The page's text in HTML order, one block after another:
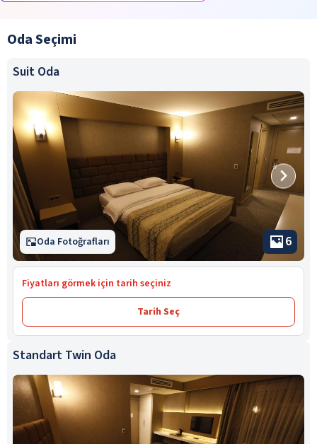
Oda Seçimi
Suit Oda
Oda Fotoğrafları 6
Fiyatları görmek için tarih seçiniz
Tarih Seç
Standart Twin Oda